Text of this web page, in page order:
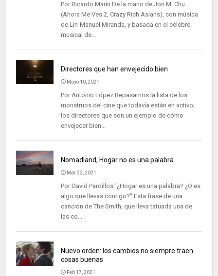
Por Ricardo Marín.De la mano de Jon M. Chu
(Ahora Me Ves 2, Crazy Rich Asians), con música
de Lin-Manuel Miranda, y basada en el célebre
musical de...
Directores que han envejecido bien
Mayo 10, 2021
Por Antonio López.Repasamos la lista de los
monstruos del cine que todavía están en activo;
los directores que son un ejemplo de cómo
envejecer bien...
Nomadland; Hogar no es una palabra
Mar 22, 2021
Por David Pardillos."¿Hogar es una palabra? ¿O es
algo que llevas contigo?" Esta frase de una
canción de The Smith, que lleva tatuada una de
las co...
Nuevo orden: los cambios no siempre traen
cosas buenas
Feb 17, 2021